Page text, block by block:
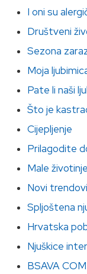
I oni su
Društveni
Sezona
Moja
Pate li naši
Što je
Cijepljenje
Prilagodite
Male
Novi
Spljoštena
Hrvatska
Njuškice
BSAVA